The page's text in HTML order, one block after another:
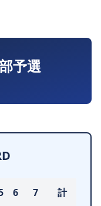
予選
6 7 計